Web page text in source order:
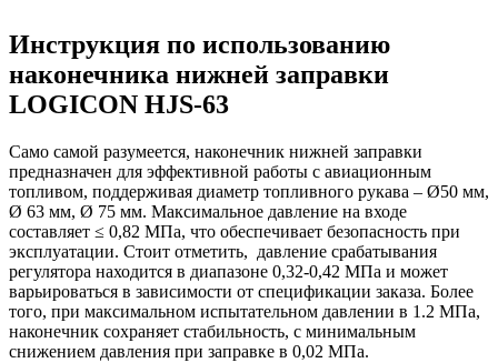
Инструкция по использованию
наконечника нижней заправки
LOGICON HJS-63
Само самой разумеется, наконечник нижней заправки
предназначен для эффективной работы с авиационным
топливом, поддерживая диаметр топливного рукава – Ø50 мм,
Ø 63 мм, Ø 75 мм. Максимальное давление на входе
составляет ≤ 0,82 МПа, что обеспечивает безопасность при
эксплуатации. Стоит отметить, давление срабатывания
регулятора находится в диапазоне 0,32-0,42 МПа и может
варьироваться в зависимости от спецификации заказа. Более
того, при максимальном испытательном давлении в 1.2 МПа,
наконечник сохраняет стабильность, с минимальным
снижением давления при заправке в 0,02 МПа.